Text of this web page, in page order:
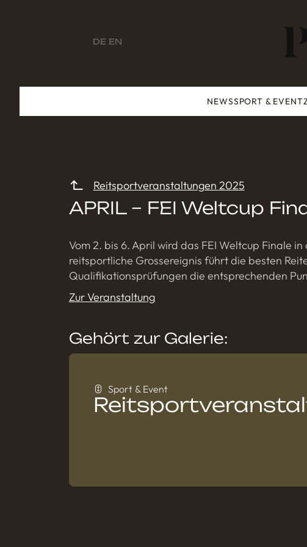
DE EN
NEWSSPORT & EVENT
Reitsportveranstaltungen 2025
APRIL – FEI Weltcup
Vom 2. bis 6. April wird das FEI Weltcup Finale
reitsportliche Grossereignis führt die besten
Qualifikationsprüfungen die entsprechenden
Zur Veranstaltung
Gehört zur Galerie:
Sport & Event